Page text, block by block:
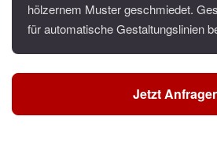
hölzernem Muster geschmiedet.
für automatische Gestaltungslinien
Jetzt